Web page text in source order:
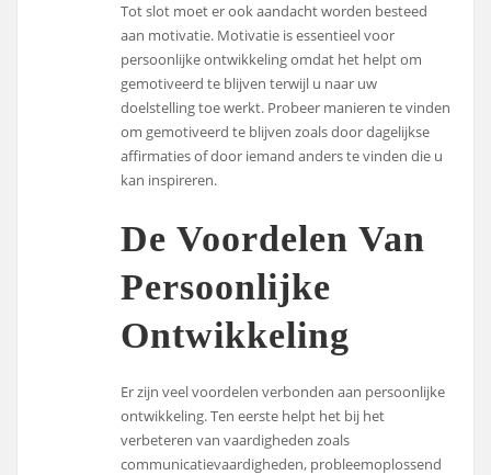
Tot slot moet er ook aandacht worden besteed
aan motivatie. Motivatie is essentieel voor
persoonlijke ontwikkeling omdat het helpt om
gemotiveerd te blijven terwijl u naar uw
doelstelling toe werkt. Probeer manieren te vinden
om gemotiveerd te blijven zoals door dagelijkse
affirmaties of door iemand anders te vinden die u
kan inspireren.
De Voordelen Van
Persoonlijke
Ontwikkeling
Er zijn veel voordelen verbonden aan persoonlijke
ontwikkeling. Ten eerste helpt het bij het
verbeteren van vaardigheden zoals
communicatievaardigheden, probleemoplossend